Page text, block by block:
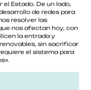
Estado. De un lado,
de redes para
resolver las
nos afectan hoy, con
la entrada y
sin sacrificar
el sistema para